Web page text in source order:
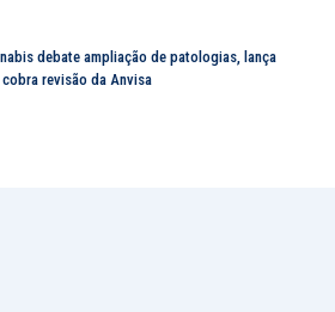
debate ampliação de patologias, lança
revisão da Anvisa